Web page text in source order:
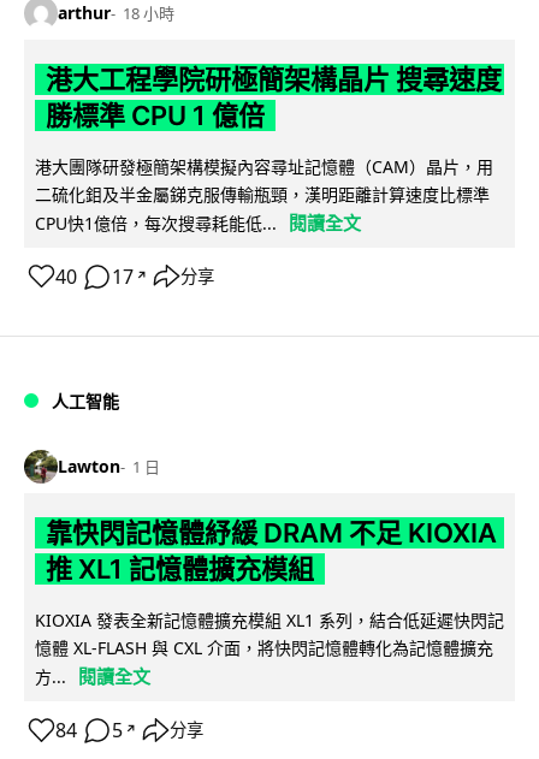
arthur 18 小時
港大工程學院研極簡架構晶片 搜尋速度
勝標準 CPU 1 億倍
港大團隊研發極簡架構模擬內容尋址記憶體（CAM）晶片，用
二硫化鉬及半金屬銻克服傳輸瓶頸，漢明距離計算速度比標準
CPU快1億倍，每次搜尋耗能低...
閱讀全文
40 17 ↗ 分享
人工智能
Lawton 1 日
靠快閃記憶體紓緩 DRAM 不足 KIOXIA
推 XL1 記憶體擴充模組
KIOXIA 發表全新記憶體擴充模組 XL1 系列，結合低延遲快閃記
憶體 XL-FLASH 與 CXL 介面，將快閃記憶體轉化為記憶體擴充
方...
閱讀全文
84 5 ↗ 分享